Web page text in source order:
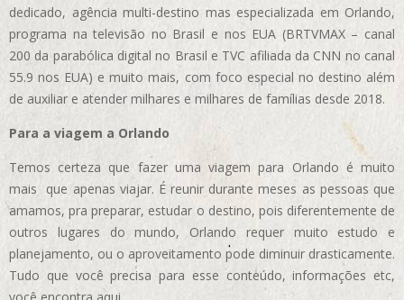
dedicado, agência multi-destino mas especializada em Orlando,
programa na televisão no Brasil e nos EUA (BRTVMAX – canal
200 da parabólica digital no Brasil e TVC afiliada da CNN no canal
55.9 nos EUA) e muito mais, com foco especial no destino além
de auxiliar e atender milhares e milhares de famílias desde 2018.
Para a viagem a Orlando
Temos certeza que fazer uma viagem para Orlando é muito
mais que apenas viajar. É reunir durante meses as pessoas que
amamos, pra preparar, estudar o destino, pois diferentemente de
outros lugares do mundo, Orlando requer muito estudo e
planejamento, ou o aproveitamento pode diminuir drasticamente.
Tudo que você precisa para esse conteúdo, informações etc,
você encontra aqui.